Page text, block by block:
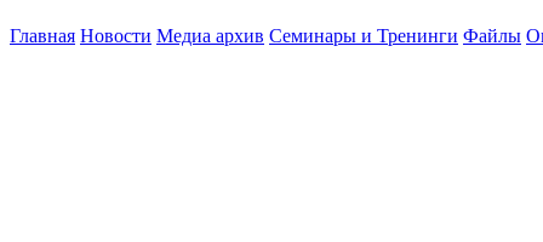
Главная Новости Медиа архив Семинары и Тренинги Файлы